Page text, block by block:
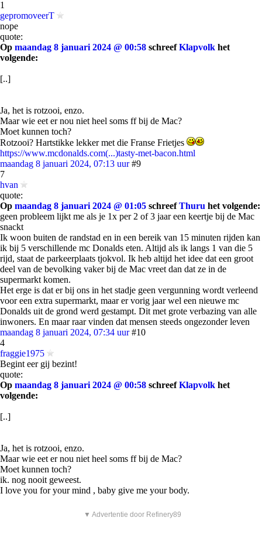
1
gepromoveerT
nope
quote:
Op maandag 8 januari 2024 @ 00:58 schreefKlapvolk het
volgende:
[..]
Ja, het is rotzooi, enzo.
Maar wie eet er nou niet heel soms ff bij de Mac?
Moet kunnen toch?
Rotzooi? Hartstikke lekker met die Franse Frietjes
https://www.mcdonalds.com(...)tasty-met-bacon.html
maandag 8 januari 2024, 07:13 uur #9
7
hvan
quote:
Op maandag 8 januari 2024 @ 01:05 schreefThuru het volgende:
geen probleem lijkt me als je 1x per 2 of 3 jaar een keertje bij de Mac
snackt
Ik woon buiten de randstad en in een bereik van 15 minuten rijden kan
ik bij 5 verschillende mc Donalds eten. Altijd als ik langs 1 van die 5
rijd, staat de parkeerplaats tjokvol. Ik heb altijd het idee dat een groot
deel van de bevolking vaker bij de Mac vreet dan dat ze in de
supermarkt komen.
Het erge is dat er bij ons in het stadje geen vergunning wordt verleend
voor een extra supermarkt, maar er vorig jaar wel een nieuwe mc
Donalds uit de grond werd gestampt. Dit met grote verbazing van alle
inwoners. En maar raar vinden dat mensen steeds ongezonder leven
maandag 8 januari 2024, 07:34 uur #10
4
fraggie1975
Begint eer gij bezint!
quote:
Op maandag 8 januari 2024 @ 00:58 schreefKlapvolk het
volgende:
[..]
Ja, het is rotzooi, enzo.
Maar wie eet er nou niet heel soms ff bij de Mac?
Moet kunnen toch?
ik. nog nooit geweest.
I love you for your mind , baby give me your body.
▼ Advertentie door Refinery89